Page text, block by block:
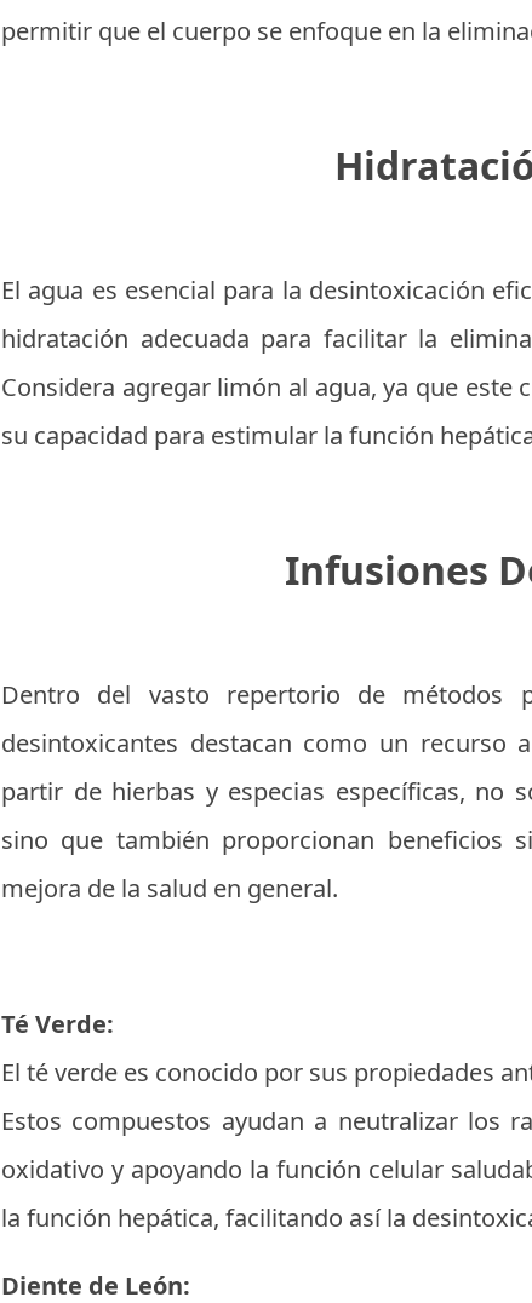
permitir que el cuerpo se enfoque en la
El agua es esencial para la desintoxicación
hidratación adecuada para facilitar la
Considera agregar limón al agua, ya que
su capacidad para estimular la función
Infusiones
Dentro del vasto repertorio de métodos
desintoxicantes destacan como un recurso
partir de hierbas y especias específicas, no
sino que también proporcionan beneficios
mejora de la salud en general.
Té Verde:
El té verde es conocido por sus propiedades
Estos compuestos ayudan a neutralizar los
oxidativo y apoyando la función celular
la función hepática, facilitando así la
Diente de León: